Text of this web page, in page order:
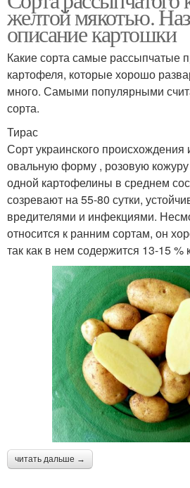
желтой мякотью.
описание картошки
Какие сорта самые рассыпчатые
картофеля, которые хорошо
много. Самыми популярными
сорта.
Тирас
Сорт украинского
овальную форму , розовую
одной картофелины в среднем
созревают на 55-80 сутки,
вредителями и инфекциями.
относится к ранним сортам, он
так как в нем содержится 13-15 %
читать дальше →